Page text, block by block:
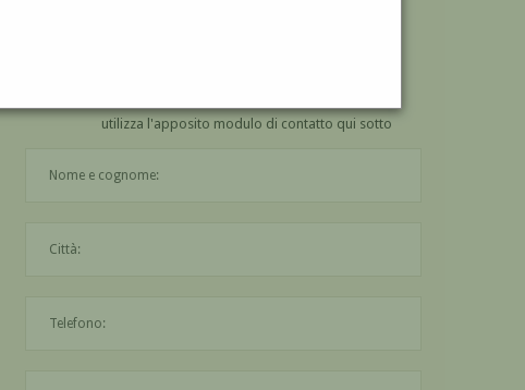
utilizza l'apposito modulo di contatto qui sotto